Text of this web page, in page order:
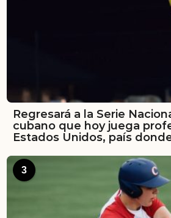
Regresará a la Serie
cubano que hoy juega
Estados Unidos, país
3